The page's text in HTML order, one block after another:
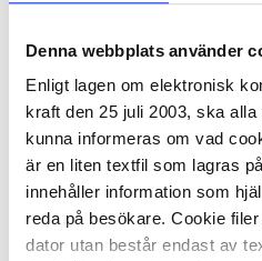
Denna webbplats använder
Enligt lagen om elektronisk
kraft den 25 juli 2003, ska
kunna informeras om vad
är en liten textfil som lagras
innehåller information som
reda på besökare. Cookie
dator utan består endast av
733,46 kr/st
I lager 10 st